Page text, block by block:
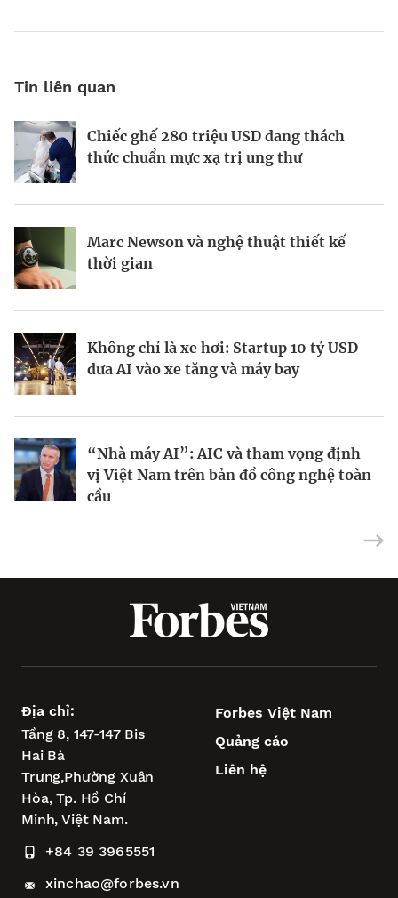
Tin liên quan
Chiếc ghế 280 triệu USD đang thách
thức chuẩn mực xạ trị ung thư
Marc Newson và nghệ thuật thiết kế
thời gian
Không chỉ là xe hơi: Startup 10 tỷ USD
đưa AI vào xe tăng và máy bay
“Nhà máy AI”: AIC và tham vọng định
vị Việt Nam trên bản đồ công nghệ toàn
cầu
Khi Harvard và Ivy League trở thành
mục tiêu cắt giảm ngân sách của
Startup Apex và kỷ nguyên sản xuất vệ
tinh hàng loạt
Kinh Bắc gia nhập lĩnh vực AI với dự án
tỷ đô
Dùng nợ xây đế chế AI: Chiến lược táo
bạo của CoreWeave
Vì sao AI đang hồi sinh ngành năng
lượng hạt nhân toàn cầu?
Từ startup tí hon tại Ba Lan đến đế chế
AI 6,6 tỷ USD
Doanh nhân Ukraine biến ứng dụng học
tập Headway thành hiện tượng toàn cầu
Tại sao IBM dồn toàn lực vào máy tính
lượng tử?
Địa chỉ:
Tầng 8, 147-147 Bis
Hai Bà
Trưng,Phường Xuân
Hòa,Tp. Hồ Chí
Minh, Việt Nam.
+84 39 3965551
xinchao@forbes.vn
Forbes Việt Nam
Quảng cáo
Liên hệ